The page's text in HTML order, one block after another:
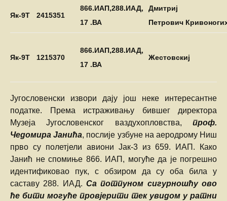
Як-9T 2415351
866.ИАП,288.ИАД,
17 .ВА
Дмитриј
Петрович
Як-9T 1215370
866.ИАП,288.ИАД,
17 .ВА
Жестовскиј
Југословенски извори дају још неке интересантне
податке. Према истраживању бившег директора
Музеја Југословенског ваздухопловства, проф.
Чедомира Јанића, послије узбуне на аеродрому Ниш
прво су полетјели авиони Јак-3 из 659. ИАП. Како
Јанић не спомиње 866. ИАП, могуће да је погрешно
идентификовао пук, с обзиром да су оба била у
саставу 288. ИАД. Са потпуном сигурношћу ово
ће бити могуће провјерити тек увидом у ратни